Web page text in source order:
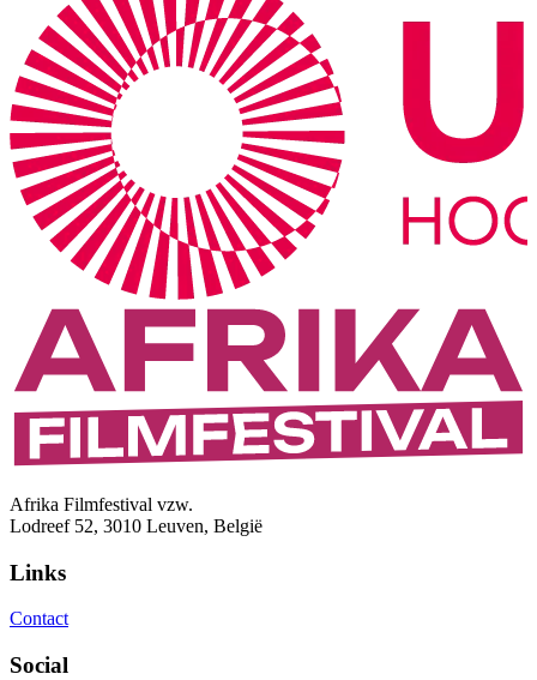
Afrika Filmfestival vzw.
Lodreef 52, 3010 Leuven, België
Links
Contact
Social